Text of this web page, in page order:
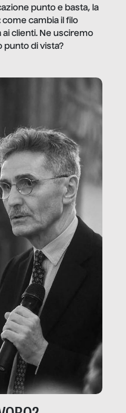
punto e basta, la
cambia il filo
clienti. Ne usciremo
punto di vista?